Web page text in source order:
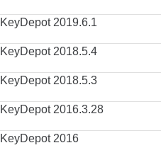
KeyDepot 2019.6.1
KeyDepot 2018.5.4
KeyDepot 2018.5.3
KeyDepot 2016.3.28
KeyDepot 2016